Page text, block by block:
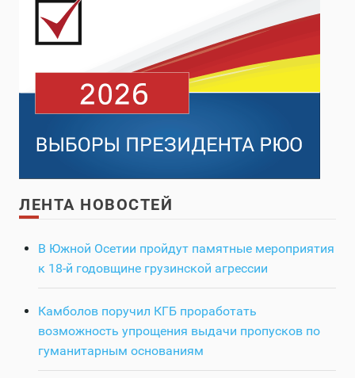
ЛЕНТА НОВОСТЕЙ
В Южной Осетии пройдут памятные мероприятия
к 18-й годовщине грузинской агрессии
Камболов поручил КГБ проработать
возможность упрощения выдачи пропусков по
гуманитарным основаниям